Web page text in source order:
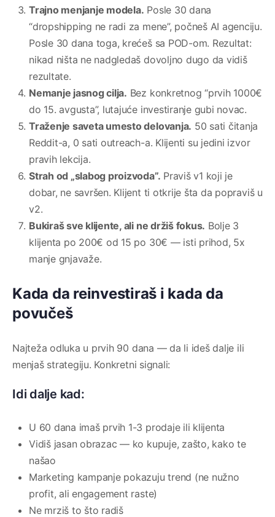
Trajno menjanje modela. Posle 30 dana
“dropshipping ne radi za mene”, počneš AI agenciju.
Posle 30 dana toga, krećeš sa POD-om. Rezultat:
nikad ništa ne nadgledaš dovoljno dugo da vidiš
rezultate.
Nemanje jasnog cilja. Bez konkretnog “prvih 1000€
do 15. avgusta”, lutajuće investiranje gubi novac.
Traženje saveta umesto delovanja. 50 sati čitanja
Reddit-a, 0 sati outreach-a. Klijenti su jedini izvor
pravih lekcija.
Strah od „slabog proizvoda”. Praviš v1 koji je
dobar, ne savršen. Klijent ti otkrije šta da popraviš u
v2.
Bukiraš sve klijente, ali ne držiš fokus. Bolje 3
klijenta po 200€ od 15 po 30€ — isti prihod, 5x
manje gnjavaže.
Kada da reinvestiraš i kada da
povučeš
Najteža odluka u prvih 90 dana — da li ideš dalje ili
menjaš strategiju. Konkretni signali:
Idi dalje kad:
U 60 dana imaš prvih 1-3 prodaje ili klijenta
Vidiš jasan obrazac — ko kupuje, zašto, kako te
našao
Marketing kampanje pokazuju trend (ne nužno
profit, ali engagement raste)
Ne mrziš to što radiš